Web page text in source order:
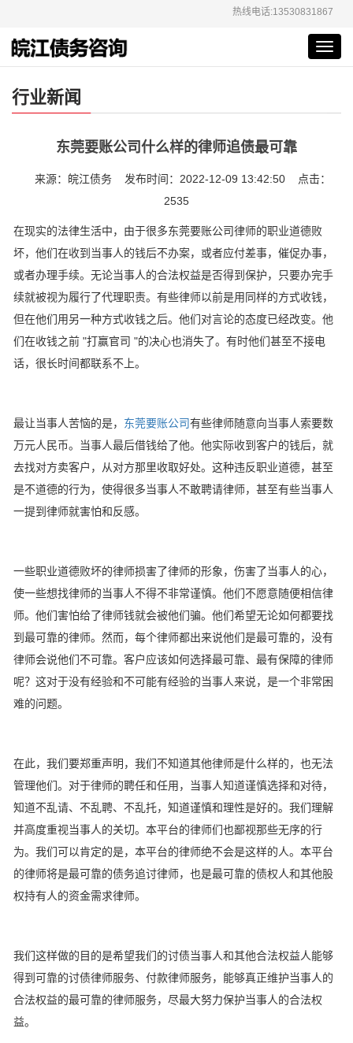
热线电话:13530831867
行业新闻
东莞要账公司什么样的律师追债最可靠
来源：皖江债务 发布时间：2022-12-09 13:42:50 点击：
2535
在现实的法律生活中，由于很多东莞要账公司律师的职业道德败
坏，他们在收到当事人的钱后不办案，或者应付差事，催促办事，
或者办理手续。无论当事人的合法权益是否得到保护，只要办完手
续就被视为履行了代理职责。有些律师以前是用同样的方式收钱，
但在他们用另一种方式收钱之后。他们对言论的态度已经改变。他
们在收钱之前 "打赢官司 "的决心也消失了。有时他们甚至不接电
话，很长时间都联系不上。
最让当事人苦恼的是， 东莞要账公司有些律师随意向当事人索要数
万元人民币。当事人最后借钱给了他。他实际收到客户的钱后，就
去找对方卖客户，从对方那里收取好处。这种违反职业道德，甚至
是不道德的行为，使得很多当事人不敢聘请律师，甚至有些当事人
一提到律师就害怕和反感。
一些职业道德败坏的律师损害了律师的形象，伤害了当事人的心，
使一些想找律师的当事人不得不非常谨慎。他们不愿意随便相信律
师。他们害怕给了律师钱就会被他们骗。他们希望无论如何都要找
到最可靠的律师。然而，每个律师都出来说他们是最可靠的，没有
律师会说他们不可靠。客户应该如何选择最可靠、最有保障的律师
呢？这对于没有经验和不可能有经验的当事人来说，是一个非常困
难的问题。
在此，我们要郑重声明，我们不知道其他律师是什么样的，也无法
管理他们。对于律师的聘任和任用，当事人知道谨慎选择和对待，
知道不乱请、不乱聘、不乱托，知道谨慎和理性是好的。我们理解
并高度重视当事人的关切。本平台的律师们也鄙视那些无序的行
为。我们可以肯定的是，本平台的律师绝不会是这样的人。本平台
的律师将是最可靠的债务追讨律师，也是最可靠的债权人和其他股
权持有人的资金需求律师。
我们这样做的目的是希望我们的讨债当事人和其他合法权益人能够
得到可靠的讨债律师服务、付款律师服务，能够真正维护当事人的
合法权益的最可靠的律师服务，尽最大努力保护当事人的合法权
益。